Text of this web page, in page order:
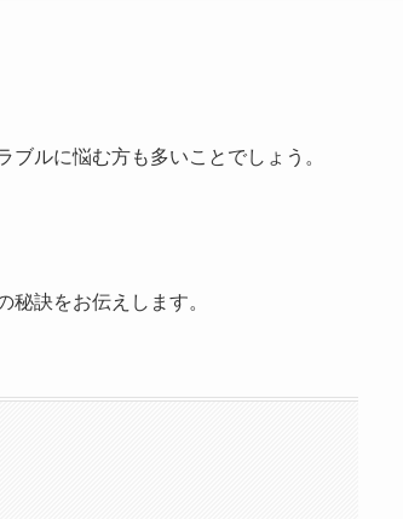
ルに悩む方も多いことでしょう。
訣をお伝えします。